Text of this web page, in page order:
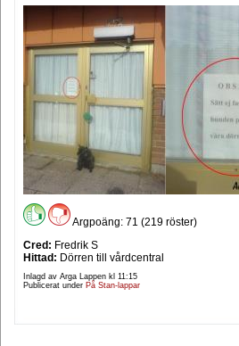
Argpoäng: 71 (219 röster)
Cred: Fredrik S
Hittad: Dörren till vårdcentral
Inlagd av Arga Lappen kl 11:15
Publicerat under På Stan-lappar